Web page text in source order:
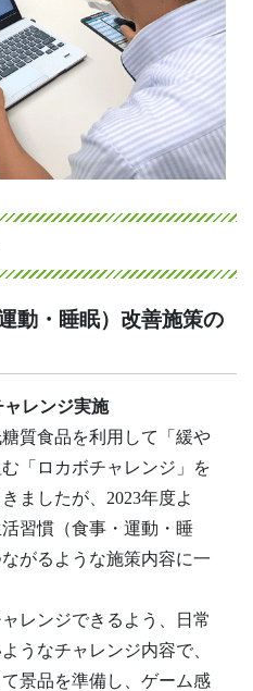
動・睡眠）改善施策の
レンジ実施
質食品を利用して「緩や
「ロカボチャレンジ」を
ましたが、2023年度よ
習慣（食事・運動・睡
がるような施策内容に一
レンジできるよう、日常
うなチャレンジ内容で、
景品を準備し、ゲーム感